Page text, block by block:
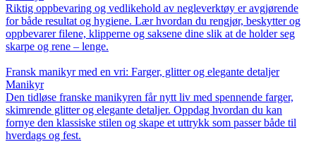
Riktig oppbevaring og vedlikehold av negleverktøy er avgjørende
for både resultat og hygiene. Lær hvordan du rengjør, beskytter og
oppbevarer filene, klipperne og saksene dine slik at de holder seg
skarpe og rene – lenge.
Fransk manikyr med en vri: Farger, glitter og elegante detaljer
Manikyr
Den tidløse franske manikyren får nytt liv med spennende farger,
skimrende glitter og elegante detaljer. Oppdag hvordan du kan
fornye den klassiske stilen og skape et uttrykk som passer både til
hverdags og fest.